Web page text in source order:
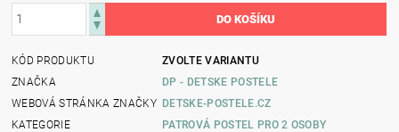
KÓD PRODUKTU
ZVOLTE VARIANTU
ZNAČKA
DP - DETSKE POSTELE
WEBOVÁ STRÁNKA ZNAČKY DETSKE-POSTELE.CZ
KATEGORIE
PATROVÁ POSTEL PRO 2 OSOBY